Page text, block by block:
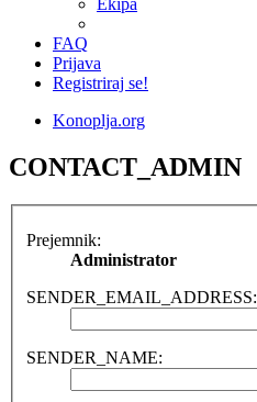
Ekipa
FAQ
Prijava
Registriraj se!
Konoplja.org
CONTACT_ADMIN
Prejemnik:
Administrator
SENDER_EMAIL_ADDRESS:
SENDER_NAME: